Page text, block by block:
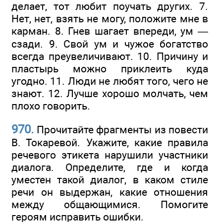
делает, тот любит поучать других. 7.
Нет, нет, взять не могу, положите мне в
карман. 8. Гнев шагает впереди, ум —
сзади. 9. Свой ум и чужое богатство
всегда преувеличивают. 10. Причину и
пластырь можно приклеить куда
угодно. 11. Люди не любят того, чего не
знают. 12. Лучше хорошо молчать, чем
плохо говорить.
970. Прочитайте фрагменты из повести
В. Токаревой. Укажите, какие правила
речевого этикета нарушили участники
диалога. Определите, где и когда
уместен такой диалог, в каком стиле
речи он выдержан, какие отношения
между общающимися. Помогите
героям исправить ошибки.